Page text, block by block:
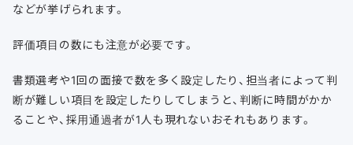
などが挙げられます。
評価項目の数にも注意が必要です。
書類選考や1回の面接で数を多く設定したり、担当者によって判
断が難しい項目を設定したりしてしまうと、判断に時間がかか
ることや、採用通過者が1人も現れないおそれもあります。